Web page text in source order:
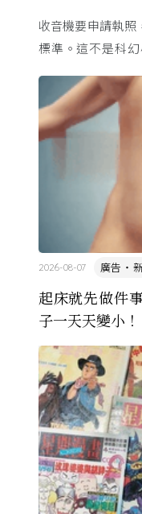
收音機要申請執照
標準。這不是科
嚴令，這段歷 ...
起床就先做件
子一天天變小！
廣告・
2026-08-07